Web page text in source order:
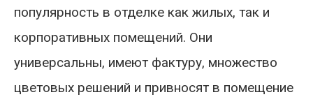
популярность в отделке как жилых, так и
корпоративных помещений. Они
универсальны, имеют фактуру, множество
цветовых решений и привносят в помещение